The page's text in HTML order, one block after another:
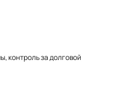
контроль за долговой